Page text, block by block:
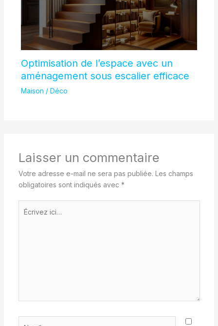
Optimisation de l’espace avec un
aménagement sous escalier efficace
Maison / Déco
Laisser un commentaire
Votre adresse e-mail ne sera pas publiée. Les champs
obligatoires sont indiqués avec *
Écrivez
ici…